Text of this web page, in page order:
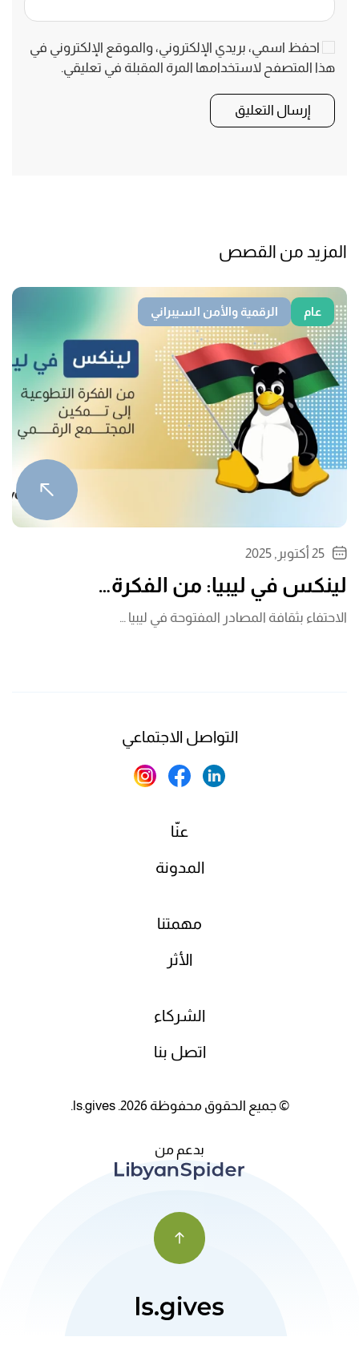
احفظ اسمي، بريدي الإلكتروني، والموقع الإلكتروني في
هذا المتصفح لاستخدامها المرة المقبلة في تعليقي.
إرسال التعليق
المزيد من القصص
عام الرقمية والأمن السيبراني
25 أكتوبر, 2025
لينكس في ليبيا: من الفكرة…
الاحتفاء بثقافة المصادر المفتوحة في ليبيا …
التواصل الاجتماعي
عنّا
المدونة
مهمتنا
الأثر
الشركاء
اتصل بنا
© جميع الحقوق محفوظة 2026. ls.gives.
بدعم من